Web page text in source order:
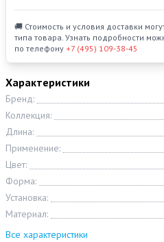
Характеристики
Бренд:
Коллекция:
Длина:
Применение:
Цвет:
Форма:
Установка:
Материал:
Все характеристики
🚚 Стоимость и условия доставки
типа товара. Узнать подробности
по телефону +7 (495) 109-38-45